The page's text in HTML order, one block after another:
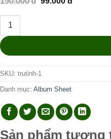
Quê Hương Trữ Tình - Vol 1 số
SKU: trutinh-1
Danh mục: Album Sheet
Sản phẩm tương